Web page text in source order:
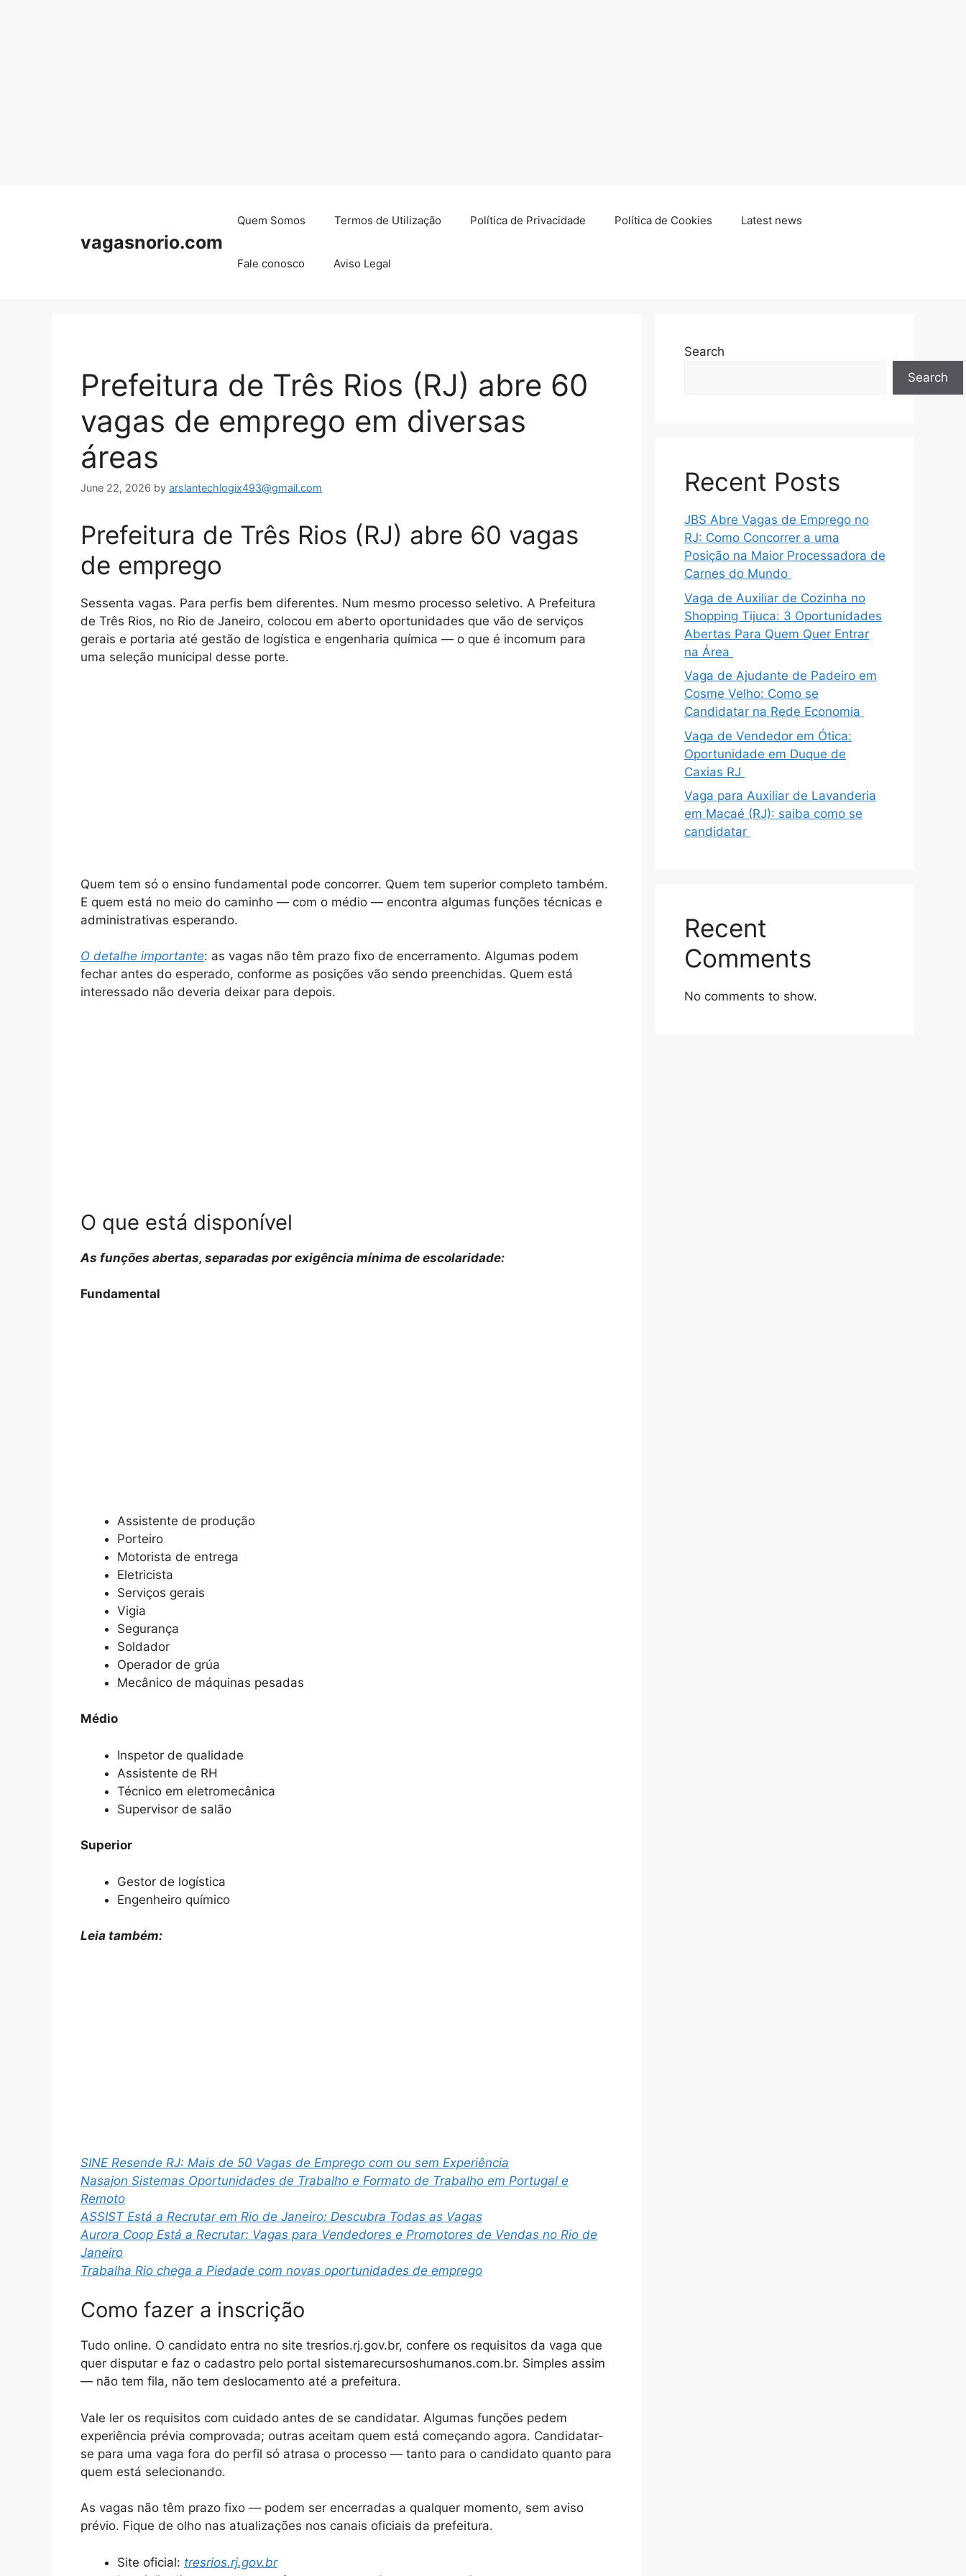
vagasnorio.com
Quem Somos Termos de Utilização Política de Privacidade Política de Cookies Latest news
Fale conosco Aviso Legal
Prefeitura de Três Rios (RJ) abre 60
vagas de emprego em diversas
áreas
June 22, 2026 by arslantechlogix493@gmail.com
Prefeitura de Três Rios (RJ) abre 60 vagas
de emprego
Sessenta vagas. Para perfis bem diferentes. Num mesmo processo seletivo. A Prefeitura
de Três Rios, no Rio de Janeiro, colocou em aberto oportunidades que vão de serviços
gerais e portaria até gestão de logística e engenharia química — o que é incomum para
uma seleção municipal desse porte.
Quem tem só o ensino fundamental pode concorrer. Quem tem superior completo também.
E quem está no meio do caminho — com o médio — encontra algumas funções técnicas e
administrativas esperando.
O detalhe importante: as vagas não têm prazo fixo de encerramento. Algumas podem
fechar antes do esperado, conforme as posições vão sendo preenchidas. Quem está
interessado não deveria deixar para depois.
O que está disponível
As funções abertas, separadas por exigência mínima de escolaridade:
Fundamental
Assistente de produção
Porteiro
Motorista de entrega
Eletricista
Serviços gerais
Vigia
Segurança
Soldador
Operador de grúa
Mecânico de máquinas pesadas
Médio
Inspetor de qualidade
Assistente de RH
Técnico em eletromecânica
Supervisor de salão
Superior
Gestor de logística
Engenheiro químico
Leia também:
SINE Resende RJ: Mais de 50 Vagas de Emprego com ou sem Experiência
Nasajon Sistemas Oportunidades de Trabalho e Formato de Trabalho em Portugal e
Remoto
ASSIST Está a Recrutar em Rio de Janeiro: Descubra Todas as Vagas
Aurora Coop Está a Recrutar: Vagas para Vendedores e Promotores de Vendas no Rio de
Janeiro
Trabalha Rio chega a Piedade com novas oportunidades de emprego
Como fazer a inscrição
Tudo online. O candidato entra no site tresrios.rj.gov.br, confere os requisitos da vaga que
quer disputar e faz o cadastro pelo portal sistemarecursoshumanos.com.br. Simples assim
— não tem fila, não tem deslocamento até a prefeitura.
Vale ler os requisitos com cuidado antes de se candidatar. Algumas funções pedem
experiência prévia comprovada; outras aceitam quem está começando agora. Candidatar-
se para uma vaga fora do perfil só atrasa o processo — tanto para o candidato quanto para
quem está selecionando.
As vagas não têm prazo fixo — podem ser encerradas a qualquer momento, sem aviso
prévio. Fique de olho nas atualizações nos canais oficiais da prefeitura.
Site oficial: tresrios.rj.gov.br
Search
Search
Recent Posts
JBS Abre Vagas de Emprego no
RJ: Como Concorrer a uma
Posição na Maior Processadora de
Carnes do Mundo
Vaga de Auxiliar de Cozinha no
Shopping Tijuca: 3 Oportunidades
Abertas Para Quem Quer Entrar
na Área
Vaga de Ajudante de Padeiro em
Cosme Velho: Como se
Candidatar na Rede Economia
Vaga de Vendedor em Ótica:
Oportunidade em Duque de
Caxias RJ
Vaga para Auxiliar de Lavanderia
em Macaé (RJ): saiba como se
candidatar
Recent
Comments
No comments to show.